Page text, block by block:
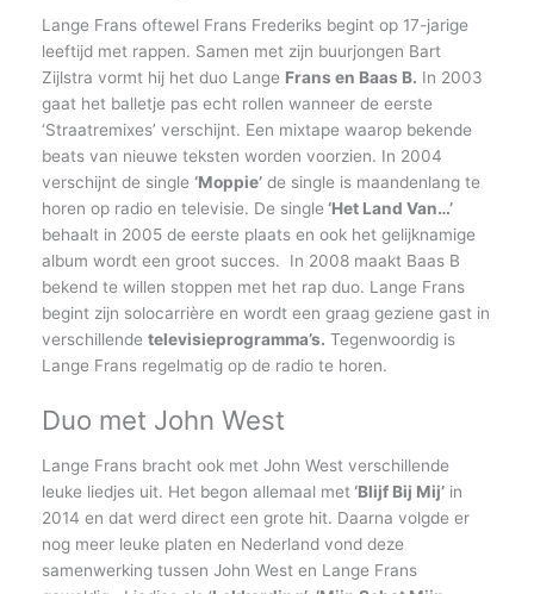
Lange Frans oftewel Frans Frederiks begint op 17-jarige
leeftijd met rappen. Samen met zijn buurjongen Bart
Zijlstra vormt hij het duo Lange Frans en Baas B. In 2003
gaat het balletje pas echt rollen wanneer de eerste
‘Straatremixes’ verschijnt. Een mixtape waarop bekende
beats van nieuwe teksten worden voorzien. In 2004
verschijnt de single ‘Moppie’ de single is maandenlang te
horen op radio en televisie. De single ‘Het Land Van…’
behaalt in 2005 de eerste plaats en ook het gelijknamige
album wordt een groot succes. In 2008 maakt Baas B
bekend te willen stoppen met het rap duo. Lange Frans
begint zijn solocarrière en wordt een graag geziene gast in
verschillende televisieprogramma’s. Tegenwoordig is
Lange Frans regelmatig op de radio te horen.
Duo met John West
Lange Frans bracht ook met John West verschillende
leuke liedjes uit. Het begon allemaal met ‘Blijf Bij Mij’ in
2014 en dat werd direct een grote hit. Daarna volgde er
nog meer leuke platen en Nederland vond deze
samenwerking tussen John West en Lange Frans